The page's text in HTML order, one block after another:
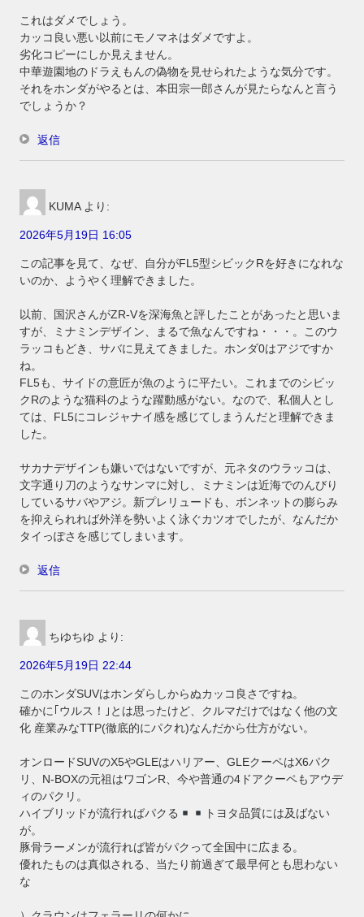
これはダメでしょう。
カッコ良い悪い以前にモノマネはダメですよ。
劣化コピーにしか見えません。
中華遊園地のドラえもんの偽物を見せられたような気分です。
それをホンダがやるとは、本田宗一郎さんが見たらなんと言う
でしょうか？
返信
KUMA より:
2026年5月19日 16:05
この記事を見て、なぜ、自分がFL5型シビックRを好きになれな
いのか、ようやく理解できました。
以前、国沢さんがZR-Vを深海魚と評したことがあったと思いま
すが、ミナミンデザイン、まるで魚なんですね・・・。このウ
ラッコもどき、サバに見えてきました。ホンダ0はアジですか
ね。
FL5も、サイドの意匠が魚のように平たい。これまでのシビッ
クRのような猫科のような躍動感がない。なので、私個人とし
ては、FL5にコレジャナイ感を感じてしまうんだと理解できま
した。
サカナデザインも嫌いではないですが、元ネタのウラッコは、
文字通り刀のようなサンマに対し、ミナミンは近海でのんびり
しているサバやアジ。新プレリュードも、ボンネットの膨らみ
を抑えられれば外洋を勢いよく泳ぐカツオでしたが、なんだか
タイっぽさを感じてしまいます。
返信
ちゆちゆ より:
2026年5月19日 22:44
このホンダSUVはホンダらしからぬカッコ良さですね。
確かに｢ウルス！｣とは思ったけど、クルマだけではなく他の文
化 産業みなTTP(徹底的にパクれ)なんだから仕方がない。
オンロードSUVのX5やGLEはハリアー、GLEクーペはX6パク
リ、N-BOXの元祖はワゴンR、今や普通の4ドアクーペもアウデ
ィのパクリ。
ハイブリッドが流行ればパクる
トヨタ品質には及ばない
が。
豚骨ラーメンが流行れば皆がパクって全国中に広まる。
優れたものは真似される、当たり前過ぎて最早何とも思わない
な